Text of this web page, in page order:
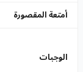
أمتعة المقصورة
الوجبات